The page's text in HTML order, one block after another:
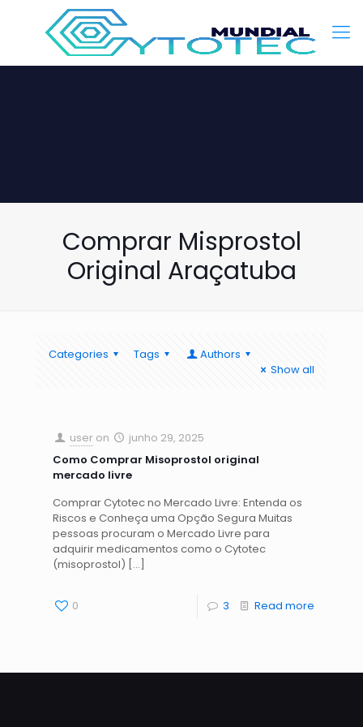
Comprar Misprostol
Original Araçatuba
Categories Tags
Authors
Show all
user on
junho 29, 2025
Como Comprar Misoprostol original
mercado livre
Comprar Cytotec no Mercado Livre: Entenda os
Riscos e Conheça uma Opção Segura Muitas
pessoas procuram o Mercado Livre para
adquirir medicamentos como o Cytotec
(misoprostol) […]
0 3 Read more